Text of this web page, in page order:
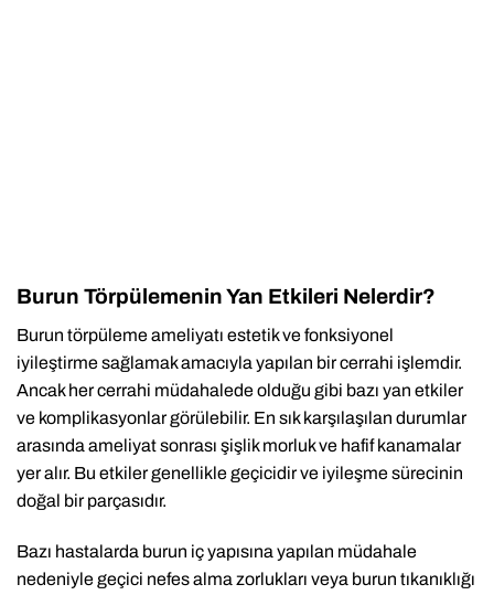
Burun Törpülemenin Yan Etkileri Nelerdir?
Burun törpüleme ameliyatı estetik ve fonksiyonel
iyileştirme sağlamak amacıyla yapılan bir cerrahi işlemdir.
Ancak her cerrahi müdahalede olduğu gibi bazı yan etkiler
ve komplikasyonlar görülebilir. En sık karşılaşılan durumlar
arasında ameliyat sonrası şişlik morluk ve hafif kanamalar
yer alır. Bu etkiler genellikle geçicidir ve iyileşme sürecinin
doğal bir parçasıdır.
Bazı hastalarda burun iç yapısına yapılan müdahale
nedeniyle geçici nefes alma zorlukları veya burun tıkanıklığı